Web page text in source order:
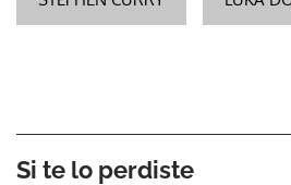
Si te lo perdiste